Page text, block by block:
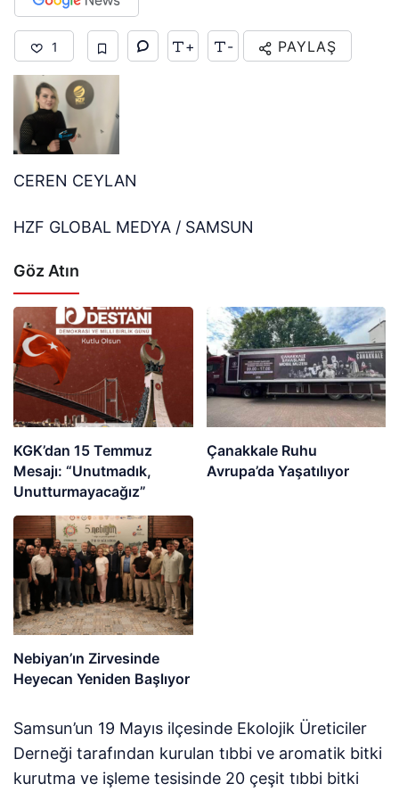
1 + - PAYLAŞ
CEREN CEYLAN
HZF GLOBAL MEDYA / SAMSUN
Göz Atın
KGK’dan 15 Temmuz
Mesajı: “Unutmadık,
Unutturmayacağız”
Çanakkale Ruhu
Avrupa’da Yaşatılıyor
Nebiyan’ın Zirvesinde
Heyecan Yeniden Başlıyor
Samsun’un 19 Mayıs ilçesinde Ekolojik Üreticiler
Derneği tarafından kurulan tıbbi ve aromatik bitki
kurutma ve işleme tesisinde 20 çeşit tıbbi bitki